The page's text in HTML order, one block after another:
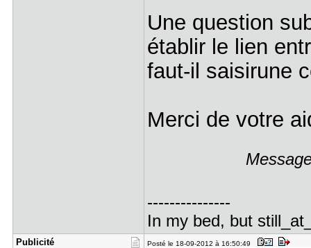
Une question
établir le lien
faut-il saisirune
Merci de votre
---------------
In my bed, but
Publicité Posté le 18-09-2012 à 16:50:49